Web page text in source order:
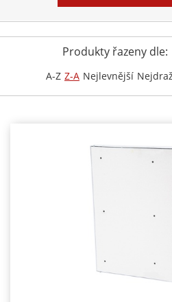
Produkty řazeny dle:
A-Z Z-A Nejlevnější